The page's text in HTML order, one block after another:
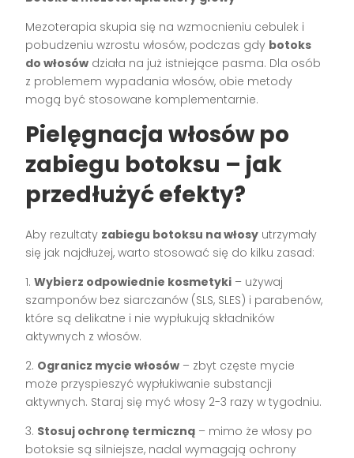
Mezoterapia skupia się na wzmocnieniu cebulek i
pobudzeniu wzrostu włosów, podczas gdy botoks
do włosów działa na już istniejące pasma. Dla osób
z problemem wypadania włosów, obie metody
mogą być stosowane komplementarnie.
Pielęgnacja włosów po
zabiegu botoksu – jak
przedłużyć efekty?
Aby rezultaty zabiegu botoksu na włosy utrzymały
się jak najdłużej, warto stosować się do kilku zasad:
1.Wybierz odpowiednie kosmetyki – używaj
szamponów bez siarczanów (SLS, SLES) i parabenów,
które są delikatne i nie wypłukują składników
aktywnych z włosów.
2. Ogranicz mycie włosów – zbyt częste mycie
może przyspieszyć wypłukiwanie substancji
aktywnych. Staraj się myć włosy 2-3 razy w tygodniu.
3. Stosuj ochronę termiczną – mimo że włosy po
botoksie są silniejsze, nadal wymagają ochrony